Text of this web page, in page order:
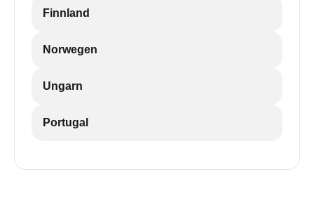
Finnland
Norwegen
Ungarn
Portugal